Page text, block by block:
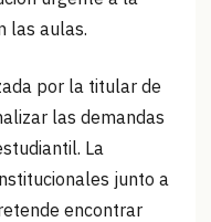
las aulas.
por la titular de
las demandas
La
junto a
encontrar